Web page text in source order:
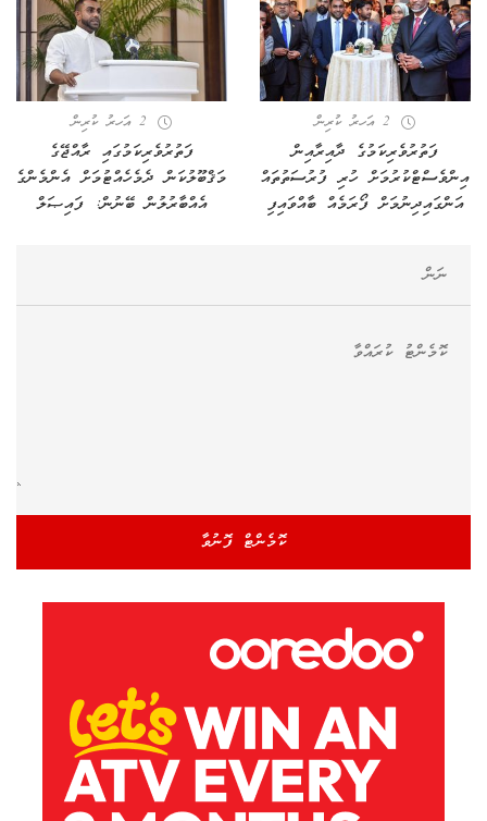
2 އަހރު ކުރިން
ފަތުރުވެރިކަމުގެ ދާއިރާއިން
އިންވެސްޓްކުރުމަށް ހުރި ފުރުސަތުތައް
އަންގައިދިނުމަށް ފޯރަމެއް ބާއްވައިފި
2 އަހރު ކުރިން
ފަތުރުވެރިކަމުގައި ރާއްޖޭގެ
މަޤްބޫލުކަން ދެމެހެއްޓުމަށް އެންމެންގެ
އެއްބާރުލުން ބޭނުން: ފައިޞަލް